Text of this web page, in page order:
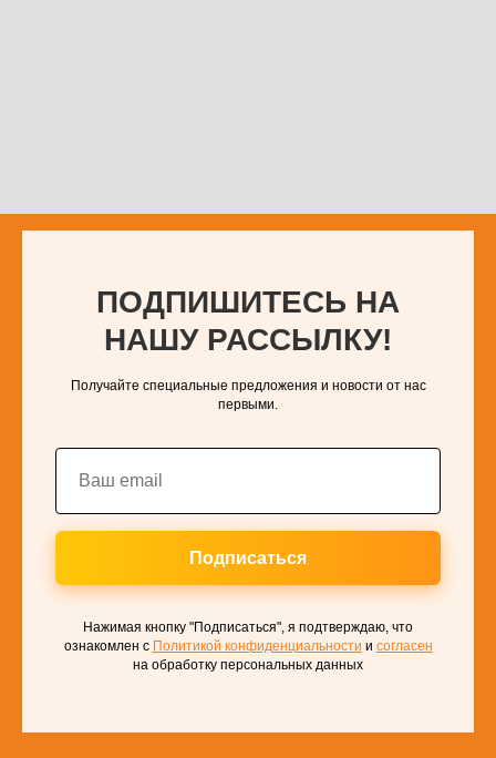
ПОДПИШИТЕСЬ НА
НАШУ РАССЫЛКУ!
Получайте специальные предложения и новости от нас
первыми.
Подписаться
Нажимая кнопку "Подписаться", я подтверждаю, что
ознакомлен с Политикой конфиденциальности и согласен
на обработку персональных данных